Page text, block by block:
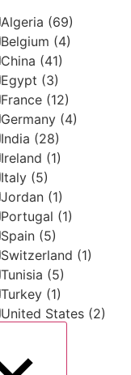
Algeria (69)
Belgium (4)
China (41)
Egypt (3)
France (12)
Germany (4)
India (28)
Ireland (1)
Italy (5)
Jordan (1)
Portugal (1)
Spain (5)
Switzerland (1)
Tunisia (5)
Turkey (1)
United States (2)